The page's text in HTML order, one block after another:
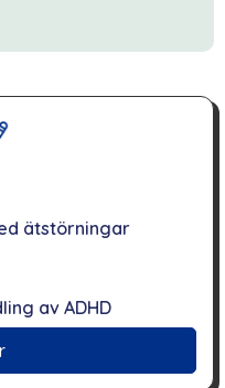
ätstörningar
av ADHD